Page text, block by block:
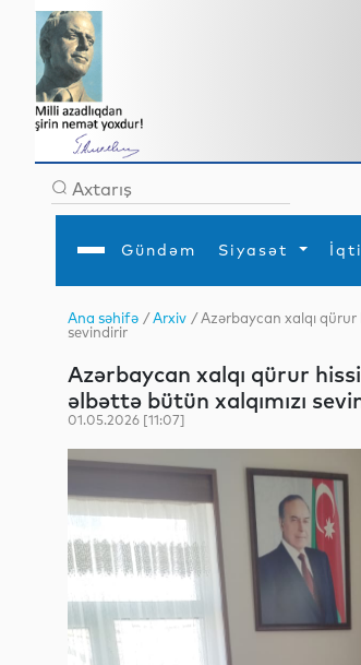
Gündəm Siyasət
Gündəm
İqtisadiyyat
YAP
Analitika
Mədəniyyət
Müsahibə
MEDİA
Xarici
Daxili
Ana səhifə /Arxiv / Azərbaycan xalqı qürur
sevindirir
Azərbaycan xalqı qürur
əlbəttə bütün xalqımızı
01.05.2026 [11:07]